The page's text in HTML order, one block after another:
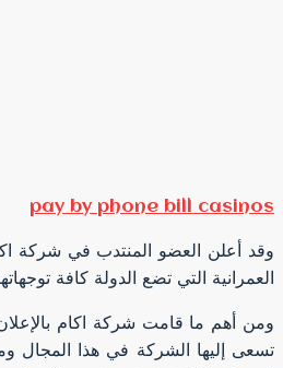
pay by phone bill casinos
وقد أعلن العضو المنتدب في شركة
العمرانية التي تضع الدولة كافة
ومن أهم ما قامت شركة اكام
تسعى إليها الشركة في هذا المجال